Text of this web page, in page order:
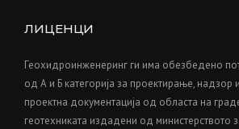
ЛИЦЕНЦИ
Геохидроинженеринг ги има обезбедено
од А и Б категорија за проектирање, надзор
проектна документација од областа на
геотехниката издадени од министерството